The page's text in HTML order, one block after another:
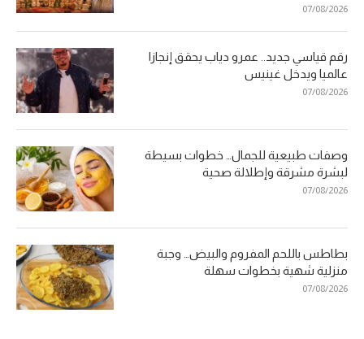
07/08/2026
رقم قياسي جديد.. عمرو دياب يحقق إنجازا
عالميا ويدخل غينيس
07/08/2026
وصفات طبيعية للجمال… خطوات بسيطة
لبشرة مشرقة وإطلالة صحية
07/08/2026
بطاطس باللحم المفروم والبيض… وجبة
منزلية شهية بخطوات سهلة
07/08/2026